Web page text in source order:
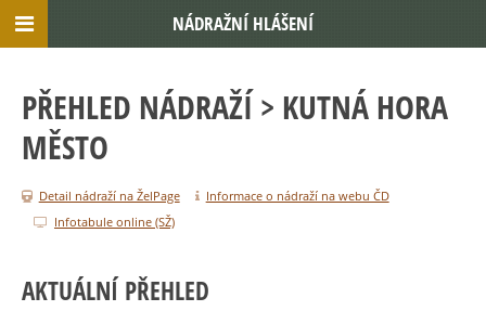
PŘEHLED NÁDRAŽÍ > KUTNÁ HORA
MĚSTO
Detail nádraží na ŽelPage
Informace o nádraží na webu ČD
Infotabule online (SŽ)
AKTUÁLNÍ PŘEHLED
NÁDRAŽNÍ HLÁŠENÍ